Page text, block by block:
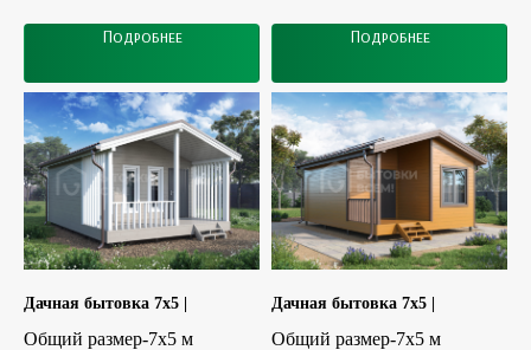
Подробнее Подробнее
Дачная бытовка 7x5 |
Общий размер-7x5 м
Дачная бытовка 7x5 |
Общий размер-7x5 м